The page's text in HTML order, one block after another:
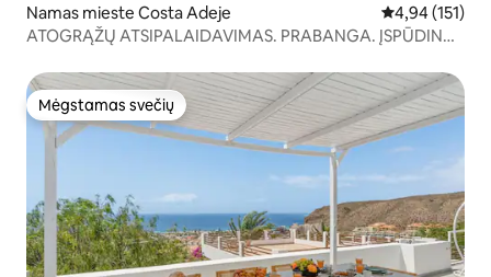
Namas mieste Costa Adeje Vidutinis
4,94 (151)
ATOGRĄŽŲ ATSIPALAIDAVIMAS. PRABANGA. ĮSPŪDINGI
Mėgstamas svečių
Mėgstamas svečių